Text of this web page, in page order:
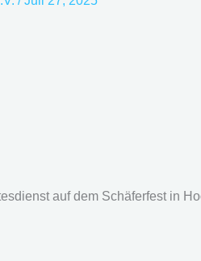
auf dem Schäferfest in